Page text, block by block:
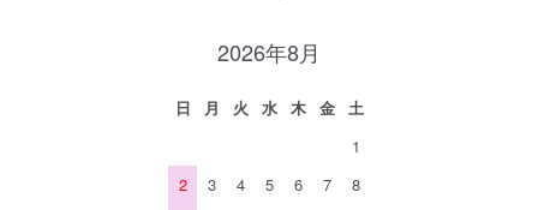
2026年8月
日 月 火 水 木 金
土
1
2
3 4 5 6 7
8